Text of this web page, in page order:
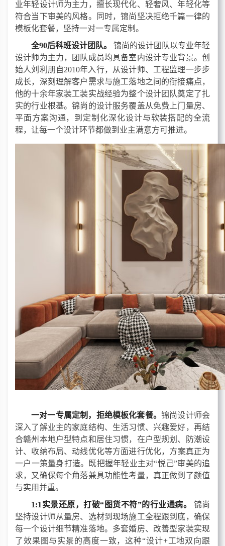
业年轻设计师为主力，擅长现代化、轻奢风、年轻化等
符合当下审美的风格。同时，锦尚坚决拒绝千篇一律的
模板化套餐，坚持一对一专属定制。
全90后科班设计团队。
锦尚的设计团队以专业年轻
设计师为主力，团队成员均具备室内设计专业背景。创
始人刘利朋自2010年入行，从设计师、工程监理一步步
成长，深刻理解客户需求与施工落地之间的衔接痛点，
他的十余年家装工装实战经验为整个设计团队奠定了扎
实的行业根基。锦尚的设计服务覆盖从免费上门量房、
平面方案沟通，到定制化深化设计与软装搭配的全流
程，让每一个设计环节都做到业主满意方可推进。
一对一专属定制，拒绝模板化套餐。锦尚设计师会
深入了解业主的家庭结构、生活习惯、兴趣爱好，再结
合赣州本地户型特点和居住习惯， 在户型规划、防潮设
计、收纳布局、动线优化等方面进行优化， 方案真正为
一户一策量身打造。 既把握年轻业主对“悦己”审美的追
求，又确保每个角落兼具功能性考量，真正做到了颜值
与实用并重。
1:1实景还原，打破“图货不符”的行业通病。
锦尚
坚持设计师从量房、选材到现场施工全程跟到底，确保
每一个设计细节精准落地。多套婚房、改善型家装实现
了效果图与实景的高度一致，这种“设计+工地双向跟